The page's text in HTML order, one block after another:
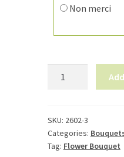
Non merci
quantity
SKU: 2602-3
Categories:
Tag: Flower Bouquet